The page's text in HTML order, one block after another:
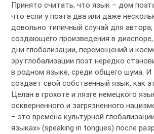
Принято считать, что язык – дом
что если у поэта два или даже
довольно типичный случай для
создающего произведения в
дни глобализации, перемещений и
эру глобализации поэт нередко
в родном языке, среди общего шума. И
создает свой собственный язык, как
Целан в грохоте и лязге немецкого
оскверненного и загрязненного
– это времена культурной
языках» (speaking in tongues) после